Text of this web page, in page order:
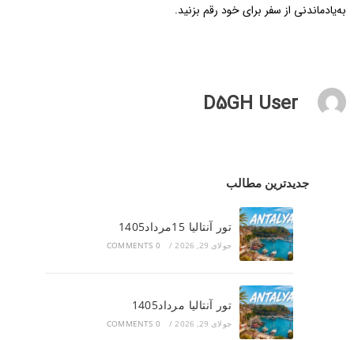
به‌یادماندنی از سفر برای خود رقم بزنید.
D5GH User
جدیدترین مطالب
تور آنتالیا 15مرداد1405
جولای 29, 2026 /
0 COMMENTS
تور آنتالیا مرداد1405
جولای 29, 2026 /
0 COMMENTS